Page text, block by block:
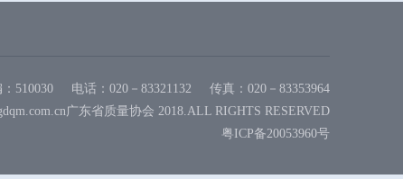
510030 电话：020－83321132
传真：020－83353964
广东省质量协会 2018.ALL RIGHTS RESERVED
粤ICP备20053960号